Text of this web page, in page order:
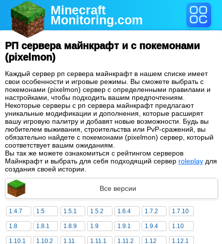
Minecraft
Monitoring.com
РП сервера майнкрафт и с покемонами
(pixelmon)
Каждый сервер рп сервера майнкрафт в нашем списке имеет
свои особенности и игровые режимы. Вы сможете выбрать с
покемонами (pixelmon) сервер с определенными правилами и
настройками, чтобы подходить вашим предпочтениям.
Некоторые серверы с рп сервера майнкрафт предлагают
уникальные модификации и дополнения, которые расширят
вашу игровую палитру и добавят новые возможности. Будь вы
любителем выживания, строительства или PvP-сражений, вы
обязательно найдете с покемонами (pixelmon) сервер, который
соответствует вашим ожиданиям.
Вы так же можете ознакомиться с рейтингом серверов
Майнкрафт и выбрать для себя подходящий сервер roleplay для
создания своей истории.
Все версии
1.4.7 1.5 1.5.1 1.5.2 1.6.4 1.7.2 1.7.10
1.8 1.8.1 1.8.9 1.9 1.9.1 1.9.4 1.10
1.10.1 1.10.2 1.11 1.11.1 1.11.2 1.12 1.12.1